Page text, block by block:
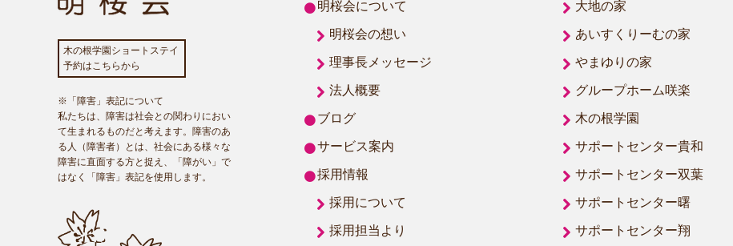
木の根学園ショートステイ
予約はこちらから
※「障害」表記について
私たちは、障害は社会との関わりにおい
て生まれるものだと考えます。障害のあ
る人（障害者）とは、社会にある様々な
障害に直面する方と捉え、「障がい」で
はなく「障害」表記を使用します。
明桜会について
明桜会の想い
理事長メッセージ
法人概要
ブログ
サービス案内
採用情報
採用について
採用担当より
大地の家
あいすくりーむの家
やまゆりの家
グループホーム咲楽
木の根学園
サポートセンター貴和
サポートセンター双葉
サポートセンター曙
サポートセンター翔